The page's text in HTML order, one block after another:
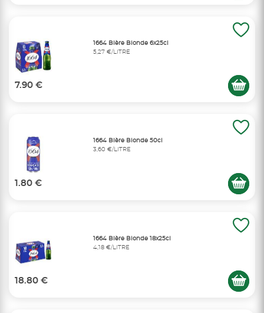
1664 Bière Blonde 6x25cl
5,27 €/LITRE
7.90 €
1664 Bière Blonde 50cl
3,60 €/LITRE
1.80 €
1664 Bière Blonde 18x25cl
4,18 €/LITRE
18.80 €